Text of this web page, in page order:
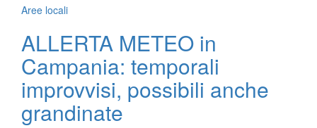
Aree locali
ALLERTA METEO in
Campania: temporali
improvvisi, possibili anche
grandinate